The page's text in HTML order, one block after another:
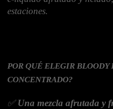
estaciones.
POR QUÉ ELEGIR
CONCENTRADO?
✅Una mezcla afrutada y